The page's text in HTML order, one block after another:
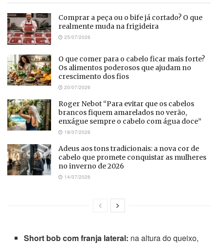
Comprar a peça ou o bife já cortado? O que
realmente muda na frigideira
25/07/2026
O que comer para o cabelo ficar mais forte?
Os alimentos poderosos que ajudam no
crescimento dos fios
20/07/2026
Roger Nebot “Para evitar que os cabelos
brancos fiquem amarelados no verão,
enxágue sempre o cabelo com água doce”
18/07/2026
Adeus aos tons tradicionais: a nova cor de
cabelo que promete conquistar as mulheres
no inverno de 2026
14/07/2026
Short bob com franja lateral: na altura do queixo,